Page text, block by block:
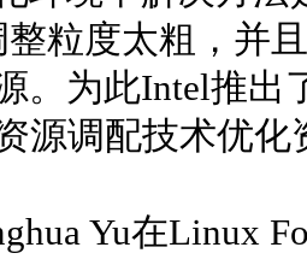
整粒度太粗，并
。为此Intel推出
源调配技术优
Yu在Linux